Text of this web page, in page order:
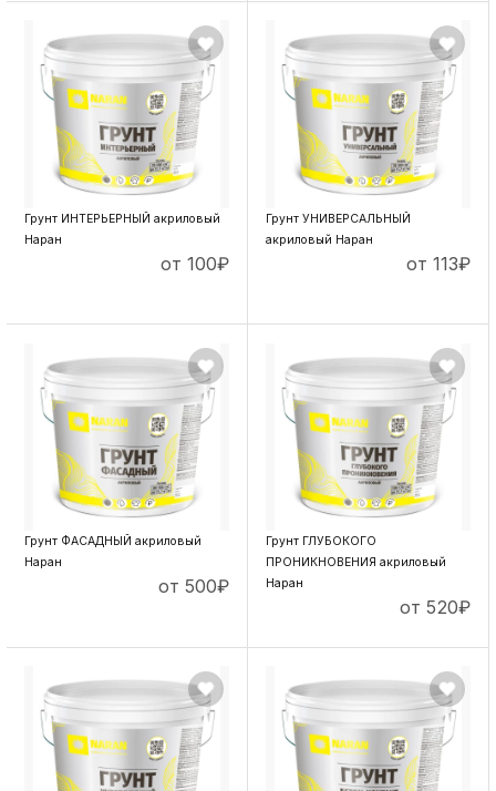
ПОДРОБНЕЕ ПОДРОБНЕЕ
Грунт ИНТЕРЬЕРНЫЙ акриловый
Наран
от 100₽
ПОДРОБНЕЕ
Грунт УНИВЕРСАЛЬНЫЙ
акриловый Наран
от 113₽
ПОДРОБНЕЕ
Грунт ФАСАДНЫЙ акриловый
Наран
от 500₽
ПОДРОБНЕЕ
Грунт ГЛУБОКОГО
ПРОНИКНОВЕНИЯ акриловый
Наран
от 520₽
ПОДРОБНЕЕ